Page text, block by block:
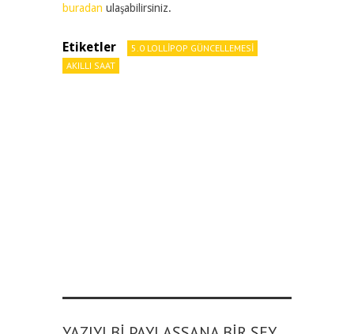
buradan ulaşabilirsiniz.
Etiketler
5.0 LOLLIPOP GÜNCELLEMESI
AKILLI SAAT